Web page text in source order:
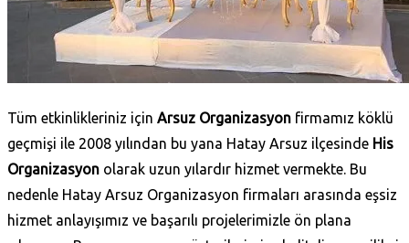
Tüm etkinlikleriniz için Arsuz Organizasyon firmamız köklü
geçmişi ile 2008 yılından bu yana Hatay Arsuz ilçesinde His
Organizasyon olarak uzun yılardır hizmet vermekte. Bu
nedenle Hatay Arsuz Organizasyon firmaları arasında eşsiz
hizmet anlayışımız ve başarılı projelerimizle ön plana